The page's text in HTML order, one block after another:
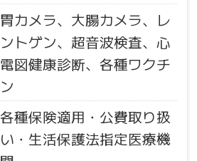
胃カメラ、大腸カメラ、レ
ントゲン、超音波検査、心
電図健康診断、各種ワクチ
ン
各種保険適用・公費取り扱
い・生活保護法指定医療機